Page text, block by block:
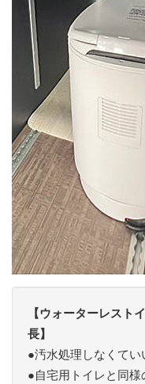
【ウォーターレス
長】
●汚水処理しなくてい
●自宅用トイレと同